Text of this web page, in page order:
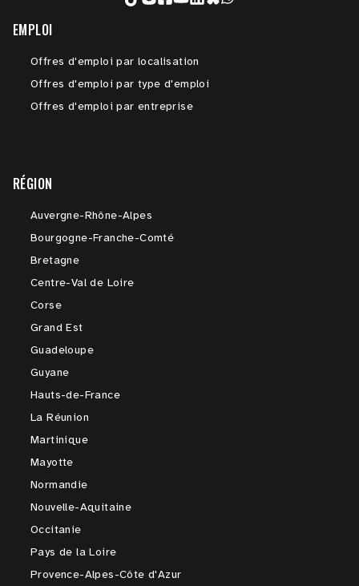
EMPLOI
Offres d'emploi par localisation
Offres d'emploi par type d'emploi
Offres d'emploi par entreprise
RÉGION
Auvergne-Rhône-Alpes
Bourgogne-Franche-Comté
Bretagne
Centre-Val de Loire
Corse
Grand Est
Guadeloupe
Guyane
Hauts-de-France
La Réunion
Martinique
Mayotte
Normandie
Nouvelle-Aquitaine
Occitanie
Pays de la Loire
Provence-Alpes-Côte d'Azur